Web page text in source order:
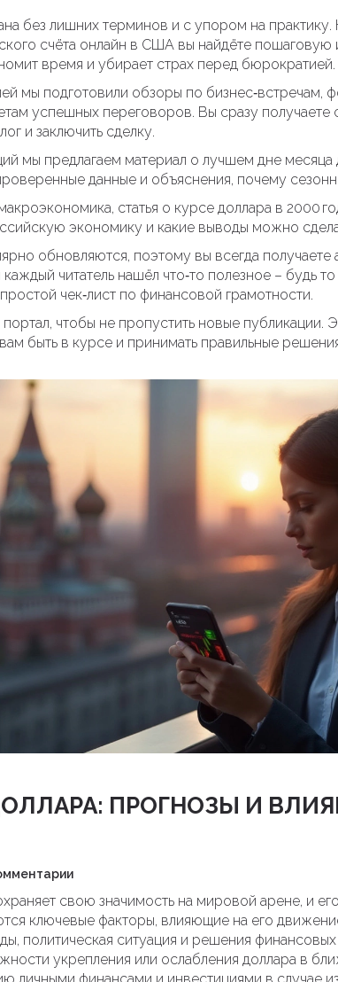
без лишних терминов и с упором на
счёта онлайн в США вы найдёте
время и убирает страх перед бюрократией.
мы подготовили обзоры по бизнес‑встречам,
успешных переговоров. Вы сразу
и заключить сделку.
мы предлагаем материал о лучшем дне месяца
данные и объяснения, почему
статья о курсе доллара в 2000
экономику и какие выводы можно
обновляются, поэтому вы всегда
читатель нашёл что‑то полезное – будь
чек‑лист по финансовой грамотности.
чтобы не пропустить новые публикации.
быть в курсе и принимать правильные
ПРОГНОЗЫ И
свою значимость на мировой арене, и
ключевые факторы, влияющие на его
политическая ситуация и решения
укрепления или ослабления доллара в